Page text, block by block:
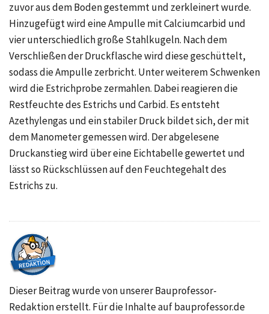
zuvor aus dem Boden gestemmt und zerkleinert wurde.
Hinzugefügt wird eine Ampulle mit Calciumcarbid und
vier unterschiedlich große Stahlkugeln. Nach dem
Verschließen der Druckflasche wird diese geschüttelt,
sodass die Ampulle zerbricht. Unter weiterem Schwenken
wird die Estrichprobe zermahlen. Dabei reagieren die
Restfeuchte des Estrichs und Carbid. Es entsteht
Azethylengas und ein stabiler Druck bildet sich, der mit
dem Manometer gemessen wird. Der abgelesene
Druckanstieg wird über eine Eichtabelle gewertet und
lässt so Rückschlüssen auf den Feuchtegehalt des
Estrichs zu.
Dieser Beitrag wurde von unserer Bauprofessor-
Redaktion erstellt. Für die Inhalte auf bauprofessor.de